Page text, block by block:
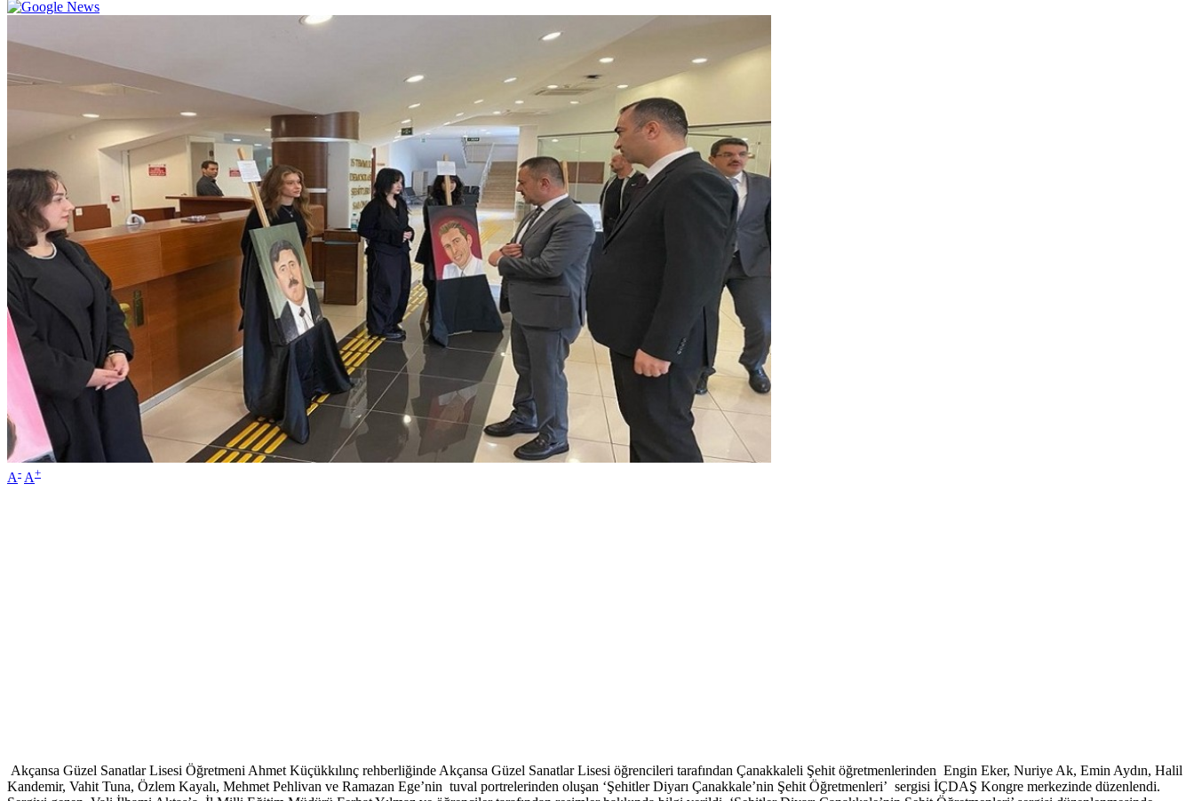
A- A+
Akçansa Güzel Sanatlar Lisesi Öğretmeni Ahmet Küçükkılınç rehberliğinde Akçansa Güzel Sanatlar Lisesi öğrencileri tarafından Çanakkaleli Şehit öğretmenlerinden Engin Eker, Nuriye Ak, Emin Aydın, Halil
Kandemir, Vahit Tuna, Özlem Kayalı, Mehmet Pehlivan ve Ramazan Ege’nin tuval portrelerinden oluşan ‘Şehitler Diyarı Çanakkale’nin Şehit Öğretmenleri’ sergisi İÇDAŞ Kongre merkezinde düzenlendi.